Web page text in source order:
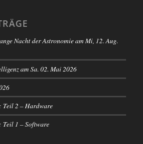
Nacht der Astronomie am Mi, 12. Aug.
am Sa. 02. Mai 2026
2 – Hardware
1 – Software